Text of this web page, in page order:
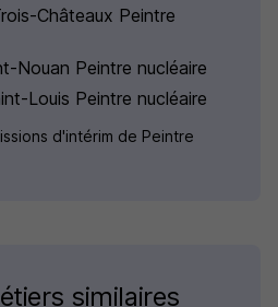
Châteaux Peintre
Nouan Peintre nucléaire
Louis Peintre nucléaire
d'intérim de Peintre
similaires